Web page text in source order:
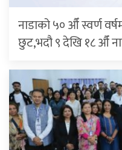
नाडाको ५० औँ स्वर्ण
छुट,भदौ ९ देखि १८ औँ